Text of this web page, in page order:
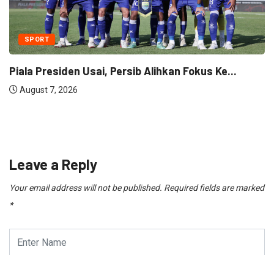
SPORT
Piala Presiden Usai, Persib Alihkan Fokus Ke...
August 7, 2026
Leave a Reply
Your email address will not be published. Required fields are marked
*